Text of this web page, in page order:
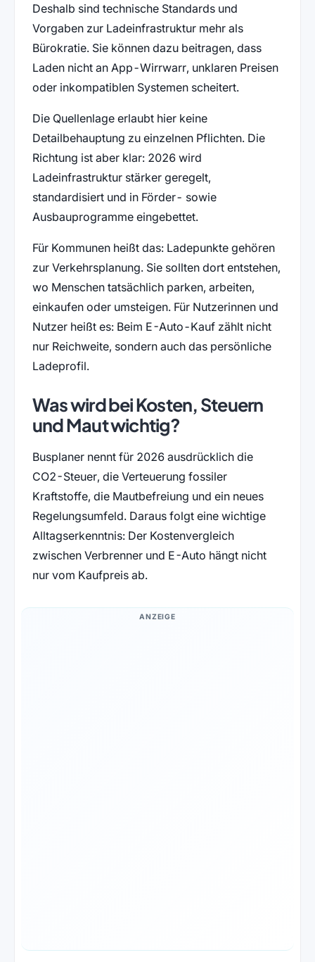
Deshalb sind technische Standards und
Vorgaben zur Ladeinfrastruktur mehr als
Bürokratie. Sie können dazu beitragen, dass
Laden nicht an App-Wirrwarr, unklaren Preisen
oder inkompatiblen Systemen scheitert.
Die Quellenlage erlaubt hier keine
Detailbehauptung zu einzelnen Pflichten. Die
Richtung ist aber klar: 2026 wird
Ladeinfrastruktur stärker geregelt,
standardisiert und in Förder- sowie
Ausbauprogramme eingebettet.
Für Kommunen heißt das: Ladepunkte gehören
zur Verkehrsplanung. Sie sollten dort entstehen,
wo Menschen tatsächlich parken, arbeiten,
einkaufen oder umsteigen. Für Nutzerinnen und
Nutzer heißt es: Beim E-Auto-Kauf zählt nicht
nur Reichweite, sondern auch das persönliche
Ladeprofil.
Was wird bei Kosten, Steuern
und Maut wichtig?
Busplaner nennt für 2026 ausdrücklich die
CO2-Steuer, die Verteuerung fossiler
Kraftstoffe, die Mautbefreiung und ein neues
Regelungsumfeld. Daraus folgt eine wichtige
Alltagserkenntnis: Der Kostenvergleich
zwischen Verbrenner und E-Auto hängt nicht
nur vom Kaufpreis ab.
ANZEIGE